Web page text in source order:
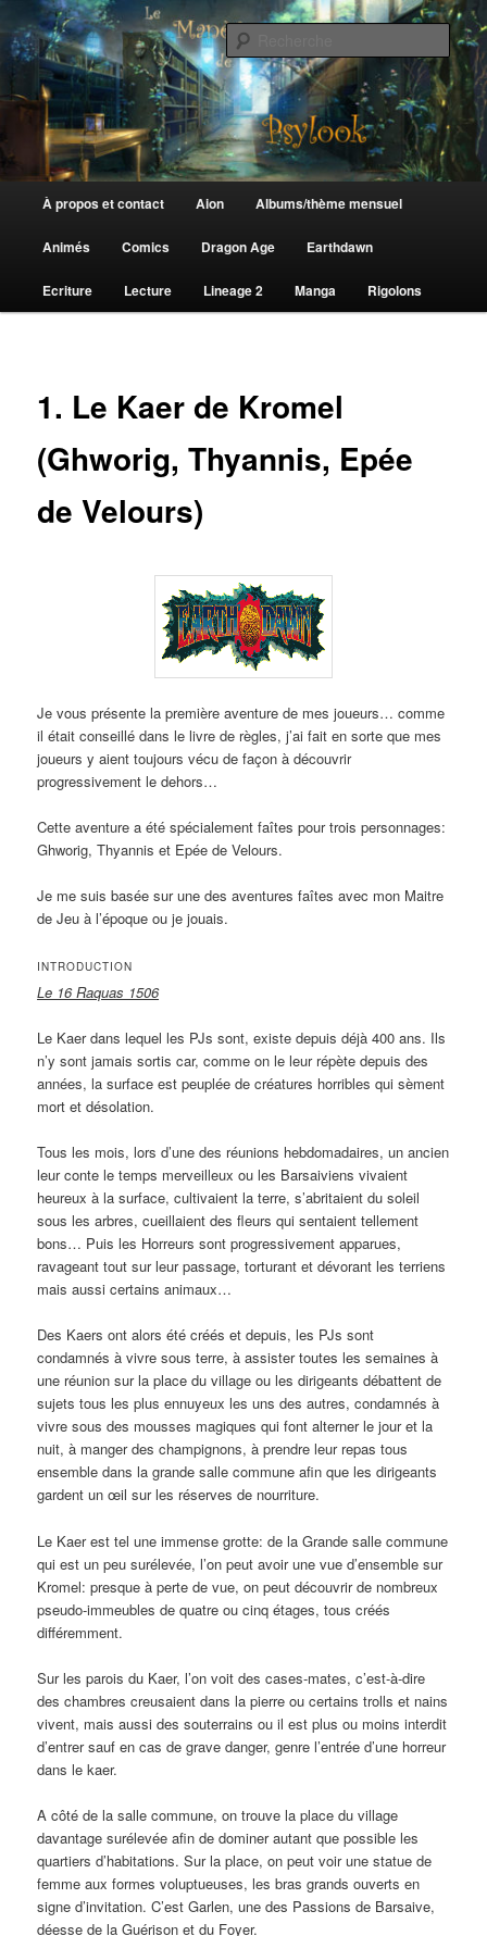
au
contenu
principalLe Manège de Psylook
principal
À propos et contact Aion Albums/thème mensuel
Animés Comics Dragon Age Earthdawn
Ecriture Lecture Lineage 2 Manga Rigolons
1. Le Kaer de Kromel
(Ghworig, Thyannis, Epée
de Velours)
Je vous présente la première aventure de mes joueurs… comme
il était conseillé dans le livre de règles, j’ai fait en sorte que mes
joueurs y aient toujours vécu de façon à découvrir
progressivement le dehors…
Cette aventure a été spécialement faîtes pour trois personnages:
Ghworig, Thyannis et Epée de Velours.
Je me suis basée sur une des aventures faîtes avec mon Maitre
de Jeu à l’époque ou je jouais.
INTRODUCTION
Le 16 Raquas 1506
Le Kaer dans lequel les PJs sont, existe depuis déjà 400 ans. Ils
n’y sont jamais sortis car, comme on le leur répète depuis des
années, la surface est peuplée de créatures horribles qui sèment
mort et désolation.
Tous les mois, lors d’une des réunions hebdomadaires, un ancien
leur conte le temps merveilleux ou les Barsaiviens vivaient
heureux à la surface, cultivaient la terre, s’abritaient du soleil
sous les arbres, cueillaient des fleurs qui sentaient tellement
bons… Puis les Horreurs sont progressivement apparues,
ravageant tout sur leur passage, torturant et dévorant les terriens
mais aussi certains animaux…
Des Kaers ont alors été créés et depuis, les PJs sont
condamnés à vivre sous terre, à assister toutes les semaines à
une réunion sur la place du village ou les dirigeants débattent de
sujets tous les plus ennuyeux les uns des autres, condamnés à
vivre sous des mousses magiques qui font alterner le jour et la
nuit, à manger des champignons, à prendre leur repas tous
ensemble dans la grande salle commune afin que les dirigeants
gardent un œil sur les réserves de nourriture.
Le Kaer est tel une immense grotte: de la Grande salle commune
qui est un peu surélevée, l’on peut avoir une vue d’ensemble sur
Kromel: presque à perte de vue, on peut découvrir de nombreux
pseudo-immeubles de quatre ou cinq étages, tous créés
différemment.
Sur les parois du Kaer, l’on voit des cases-mates, c’est-à-dire
des chambres creusaient dans la pierre ou certains trolls et nains
vivent, mais aussi des souterrains ou il est plus ou moins interdit
d’entrer sauf en cas de grave danger, genre l’entrée d’une horreur
dans le kaer.
A côté de la salle commune, on trouve la place du village
davantage surélevée afin de dominer autant que possible les
quartiers d’habitations. Sur la place, on peut voir une statue de
femme aux formes voluptueuses, les bras grands ouverts en
signe d’invitation. C’est Garlen, une des Passions de Barsaive,
déesse de la Guérison et du Foyer.